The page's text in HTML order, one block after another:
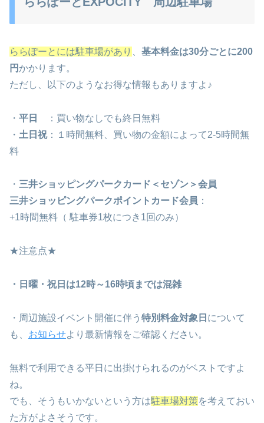
ららぽーとには駐車場があり
基本料金は30分ごとに200
円かかります。
ただし、以下のようなお得な情報もありますよ♪
・ 平日
：買い物なしでも終日無料
・ 土日祝：１時間無料、買い物の金額によって2-5時間無
料
・ 三井ショッピングパークカード＜セゾン＞会員
三井ショッピングパークポイントカード会員 ：
+1時間無料（ 駐車券1枚につき1回のみ）
★注意点★
・日曜・祝日は12時～16時頃までは混雑
・周辺施設イベント開催に伴う 特別料金対象日 について
も、 お知らせより最新情報をご確認ください。
無料で利用できる平日に出掛けられるのがベストですよ
ね。
でも、そうもいかないという方は駐車場対策を考えておい
た方がよさそうです。